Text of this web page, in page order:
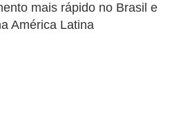
mais rápido no Brasil e
América Latina